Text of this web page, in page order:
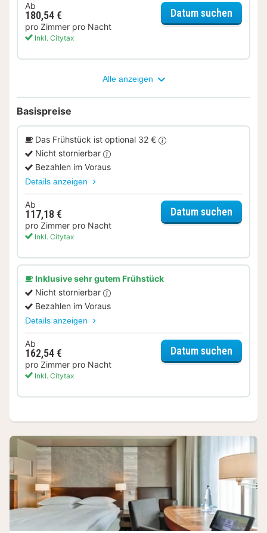
Ab
180,54 €
pro Zimmer pro Nacht
Inkl. Citytax
Datum suchen
Alle anzeigen
Basispreise
Das Frühstück ist optional 32 €
Nicht stornierbar
Bezahlen im Voraus
Details anzeigen
Ab
117,18 €
pro Zimmer pro Nacht
Inkl. Citytax
Datum suchen
Inklusive sehr gutem Frühstück
Nicht stornierbar
Bezahlen im Voraus
Details anzeigen
Ab
162,54 €
pro Zimmer pro Nacht
Inkl. Citytax
Datum suchen